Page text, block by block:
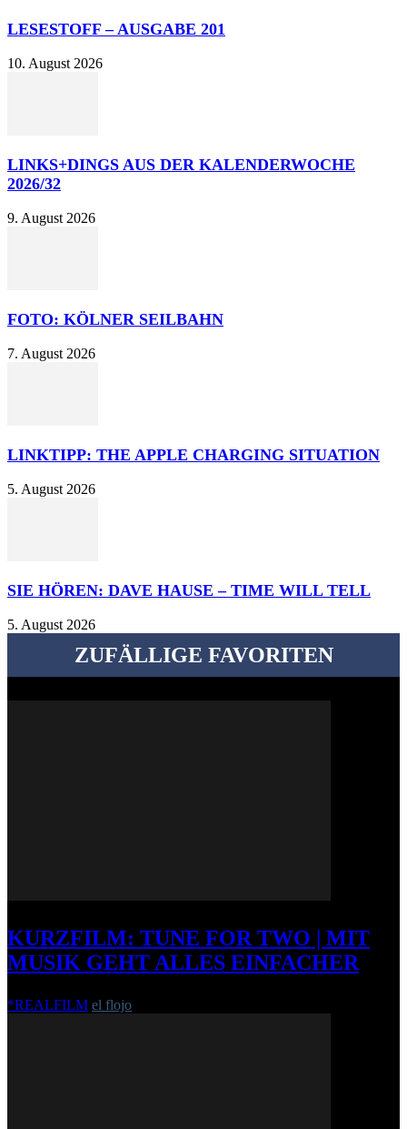
LESESTOFF – AUSGABE 201
10. August 2026
LINKS+DINGS AUS DER KALENDERWOCHE
2026/32
9. August 2026
FOTO: KÖLNER SEILBAHN
7. August 2026
LINKTIPP: THE APPLE CHARGING SITUATION
5. August 2026
SIE HÖREN: DAVE HAUSE – TIME WILL TELL
5. August 2026
ZUFÄLLIGE FAVORITEN
KURZFILM: TUNE FOR TWO | MIT
MUSIK GEHT ALLES EINFACHER
*REALFILM el flojo